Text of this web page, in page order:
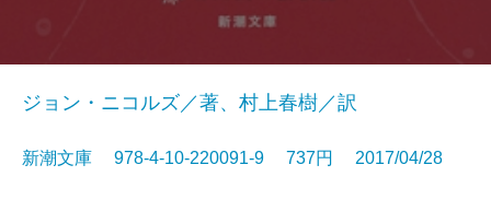
ジョン・ニコルズ／著、村上春樹／訳
新潮文庫 978-4-10-220091-9 737円 2017/04/28